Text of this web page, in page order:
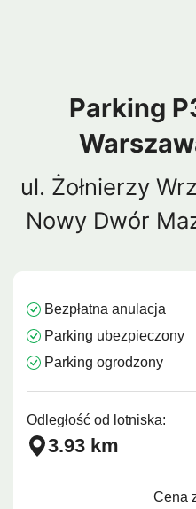
Parking
ul. Żołnierzy
Nowy Dwór
Bezpłatna anulacja
Parking ubezpieczony
Parking ogrodzony
Odległość od lotniska:
3.93 km
Cena